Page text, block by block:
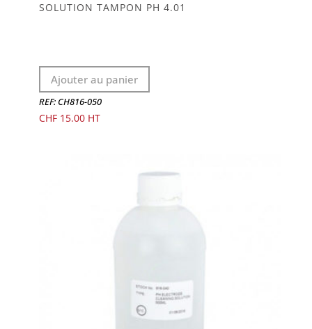
SOLUTION TAMPON PH 4.01
Ajouter au panier
REF: CH816-050
CHF15.00